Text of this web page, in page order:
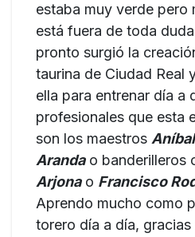
estaba muy verde pero
está fuera de toda
pronto surgió la
taurina de Ciudad Real
ella para entrenar día a
profesionales que esta
son los maestros
Arandao banderilleros
Arjonao Francisco
Aprendo mucho como
torero día a día, gracias